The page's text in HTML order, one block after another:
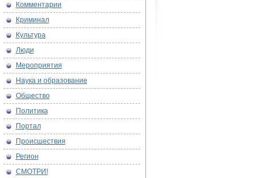
Комментарии
Криминал
Культура
Люди
Мероприятия
Наука и образование
Общество
Политика
Портал
Происшествия
Регион
СМОТРИ!